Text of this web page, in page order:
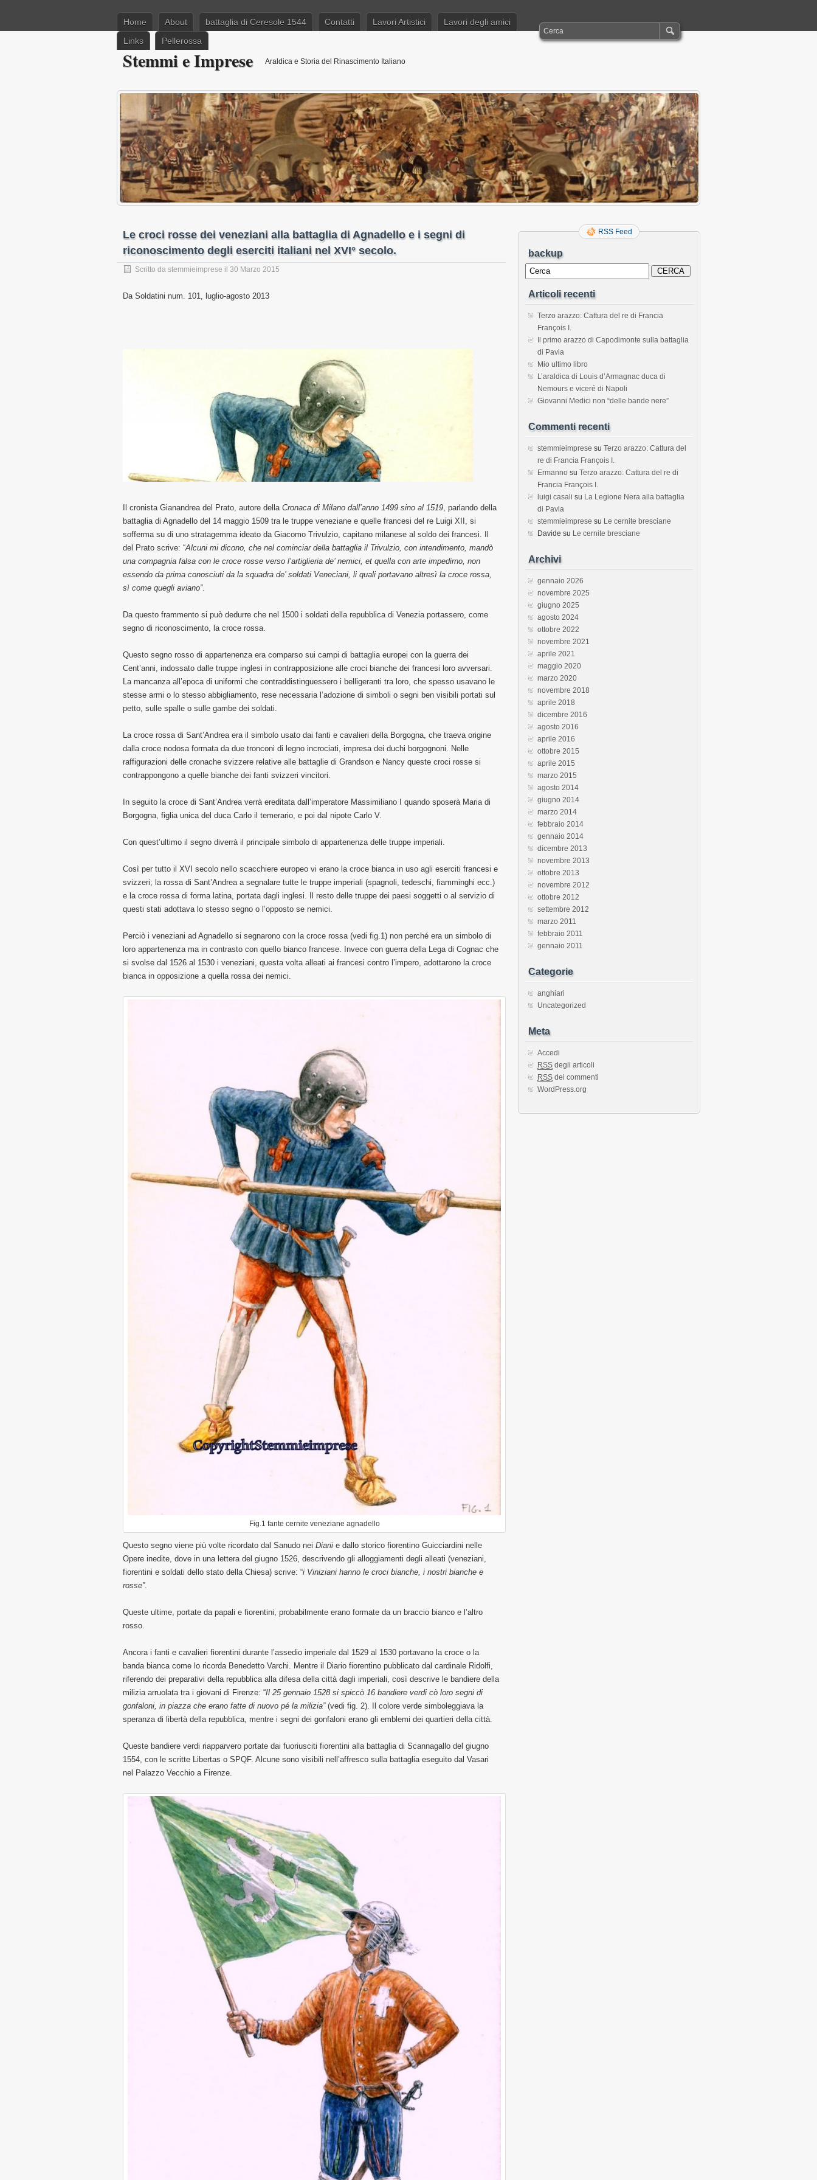
Home About battaglia di Ceresole 1544 Contatti Lavori Artistici
Lavori degli amici
Links
Pellerossa
Stemmi e Imprese Araldica e Storia del Rinascimento Italiano
Le croci rosse dei veneziani alla battaglia di Agnadello e i segni di
riconoscimento degli eserciti italiani nel XVI° secolo.
Scritto da stemmieimprese il 30 Marzo 2015
Da Soldatini num. 101, luglio-agosto 2013
Il cronista Gianandrea del Prato, autore della Cronaca di Milano dall’anno 1499 sino al 1519, parlando della
battaglia di Agnadello del 14 maggio 1509 tra le truppe veneziane e quelle francesi del re Luigi XII, si
sofferma su di uno stratagemma ideato da Giacomo Trivulzio, capitano milanese al soldo dei francesi. Il
del Prato scrive: “Alcuni mi dicono, che nel cominciar della battaglia il Trivulzio, con intendimento, mandò
una compagnia falsa con le croce rosse verso l’artiglieria de’ nemici, et quella con arte impedirno, non
essendo da prima conosciuti da la squadra de’ soldati Veneciani, li quali portavano altresì la croce rossa,
sì come quegli aviano”.
Da questo frammento si può dedurre che nel 1500 i soldati della repubblica di Venezia portassero, come
segno di riconoscimento, la croce rossa.
Questo segno rosso di appartenenza era comparso sui campi di battaglia europei con la guerra dei
Cent’anni, indossato dalle truppe inglesi in contrapposizione alle croci bianche dei francesi loro avversari.
La mancanza all’epoca di uniformi che contraddistinguessero i belligeranti tra loro, che spesso usavano le
stesse armi o lo stesso abbigliamento, rese necessaria l’adozione di simboli o segni ben visibili portati sul
petto, sulle spalle o sulle gambe dei soldati.
La croce rossa di Sant’Andrea era il simbolo usato dai fanti e cavalieri della Borgogna, che traeva origine
dalla croce nodosa formata da due tronconi di legno incrociati, impresa dei duchi borgognoni. Nelle
raffigurazioni delle cronache svizzere relative alle battaglie di Grandson e Nancy queste croci rosse si
contrappongono a quelle bianche dei fanti svizzeri vincitori.
In seguito la croce di Sant’Andrea verrà ereditata dall’imperatore Massimiliano I quando sposerà Maria di
Borgogna, figlia unica del duca Carlo il temerario, e poi dal nipote Carlo V.
Con quest’ultimo il segno diverrà il principale simbolo di appartenenza delle truppe imperiali.
Così per tutto il XVI secolo nello scacchiere europeo vi erano la croce bianca in uso agli eserciti francesi e
svizzeri; la rossa di Sant’Andrea a segnalare tutte le truppe imperiali (spagnoli, tedeschi, fiamminghi ecc.)
e la croce rossa di forma latina, portata dagli inglesi. Il resto delle truppe dei paesi soggetti o al servizio di
questi stati adottava lo stesso segno o l’opposto se nemici.
Perciò i veneziani ad Agnadello si segnarono con la croce rossa (vedi fig.1) non perché era un simbolo di
loro appartenenza ma in contrasto con quello bianco francese. Invece con guerra della Lega di Cognac che
si svolse dal 1526 al 1530 i veneziani, questa volta alleati ai francesi contro l’impero, adottarono la croce
bianca in opposizione a quella rossa dei nemici.
Fig.1 fante cernite veneziane agnadello
Questo segno viene più volte ricordato dal Sanudo nei Diarii e dallo storico fiorentino Guicciardini nelle
Opere inedite, dove in una lettera del giugno 1526, descrivendo gli alloggiamenti degli alleati (veneziani,
fiorentini e soldati dello stato della Chiesa) scrive: “i Viniziani hanno le croci bianche, i nostri bianche e
rosse”.
Queste ultime, portate da papali e fiorentini, probabilmente erano formate da un braccio bianco e l’altro
rosso.
Ancora i fanti e cavalieri fiorentini durante l’assedio imperiale dal 1529 al 1530 portavano la croce o la
banda bianca come lo ricorda Benedetto Varchi. Mentre il Diario fiorentino pubblicato dal cardinale Ridolfi,
riferendo dei preparativi della repubblica alla difesa della città dagli imperiali, così descrive le bandiere della
milizia arruolata tra i giovani di Firenze: “Il 25 gennaio 1528 si spiccò 16 bandiere verdi cò loro segni di
gonfaloni, in piazza che erano fatte di nuovo pé la milizia”(vedi fig. 2). Il colore verde simboleggiava la
speranza di libertà della repubblica, mentre i segni dei gonfaloni erano gli emblemi dei quartieri della città.
Queste bandiere verdi riapparvero portate dai fuoriusciti fiorentini alla battaglia di Scannagallo del giugno
1554, con le scritte Libertas o SPQF. Alcune sono visibili nell’affresco sulla battaglia eseguito dal Vasari
nel Palazzo Vecchio a Firenze.
RSS Feed
backup
Articoli recenti
Terzo arazzo: Cattura del re di Francia
François I.
Il primo arazzo di Capodimonte sulla battaglia
di Pavia
Mio ultimo libro
L’araldica di Louis d’Armagnac duca di
Nemours e viceré di Napoli
Giovanni Medici non “delle bande nere”
Commenti recenti
stemmieimprese su Terzo arazzo: Cattura del
re di Francia François I.
Ermanno su Terzo arazzo: Cattura del re di
Francia François I.
luigi casali su La Legione Nera alla battaglia
di Pavia
stemmieimprese su Le cernite bresciane
Davide su Le cernite bresciane
Archivi
gennaio 2026
novembre 2025
giugno 2025
agosto 2024
ottobre 2022
novembre 2021
aprile 2021
maggio 2020
marzo 2020
novembre 2018
aprile 2018
dicembre 2016
agosto 2016
aprile 2016
ottobre 2015
aprile 2015
marzo 2015
agosto 2014
giugno 2014
marzo 2014
febbraio 2014
gennaio 2014
dicembre 2013
novembre 2013
ottobre 2013
novembre 2012
ottobre 2012
settembre 2012
marzo 2011
febbraio 2011
gennaio 2011
Categorie
anghiari
Uncategorized
Meta
Accedi
RSS degli articoli
RSS dei commenti
WordPress.org